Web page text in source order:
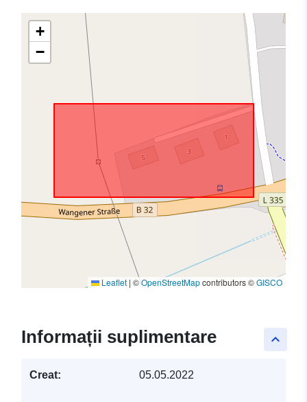
+
−
Leaflet | ©OpenStreetMapcontributors ©GISCO
keyboard_arrow_up
Informații suplimentare
Creat: 05.05.2022